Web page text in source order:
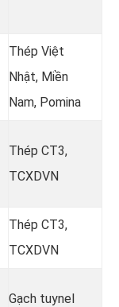
Thép Việt
Nhật, Miền
Nam, Pomina
Thép CT3,
TCXDVN
Thép CT3,
TCXDVN
Gạch tuynel